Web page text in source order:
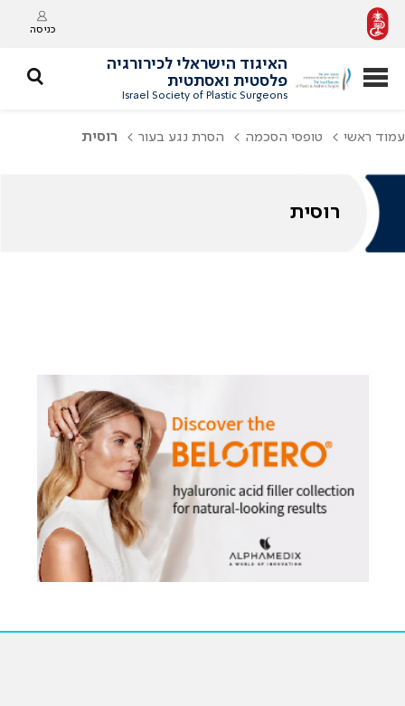
כניסה
האיגוד הישראלי לכירורגיה
פלסטית ואסתטית
Israel Society of Plastic Surgeons
עמוד ראשי טופסי הסכמה הסרת נגע בעור רוסית
רוסית